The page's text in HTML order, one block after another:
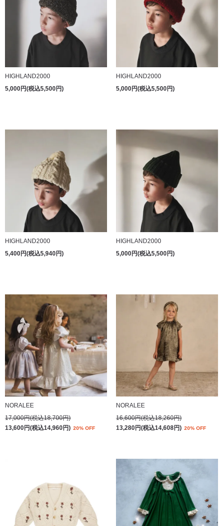
HIGHLAND2000
5,000円(税込5,500円)
HIGHLAND2000
5,000円(税込5,500円)
HIGHLAND2000
5,400円(税込5,940円)
HIGHLAND2000
5,000円(税込5,500円)
NORALEE
17,000円(税込18,700円)
13,600円(税込14,960円) 20% OFF
NORALEE
16,600円(税込18,260円)
13,280円(税込14,608円) 20% OFF